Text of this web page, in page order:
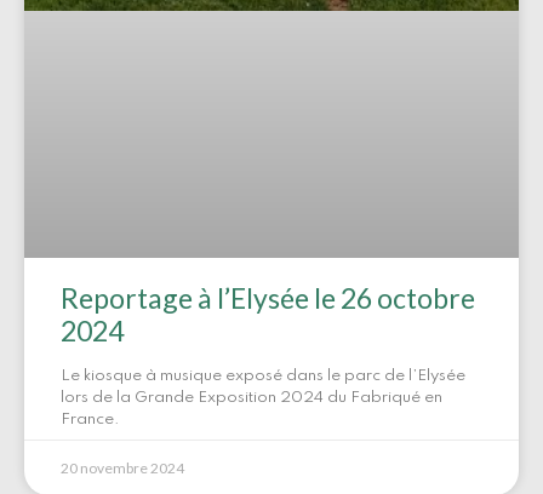
Reportage à l’Elysée le 26 octobre
2024
Le kiosque à musique exposé dans le parc de l’Elysée
lors de la Grande Exposition 2024 du Fabriqué en
France.
20 novembre 2024